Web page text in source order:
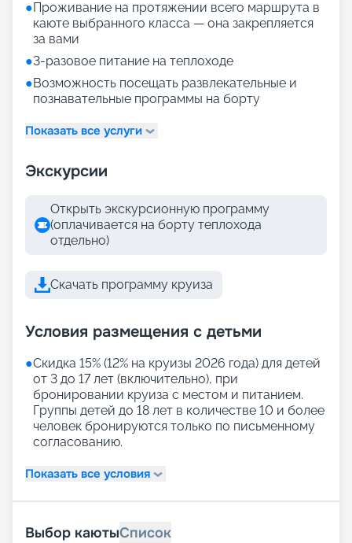
●Проживание на протяжении всего маршрута в
каюте выбранного класса — она закрепляется
за вами
●3-разовое питание на теплоходе
●Возможность посещать развлекательные и
познавательные программы на борту
Показать все услуги
Экскурсии
Открыть экскурсионную программу
(оплачивается на борту теплохода
отдельно)
Скачать программу круиза
Условия размещения с детьми
●Скидка 15% (12% на круизы 2026 года) для детей
от 3 до 17 лет (включительно), при
бронировании круиза с местом и питанием.
Группы детей до 18 лет в количестве 10 и более
человек бронируются только по письменному
согласованию.
Показать все условия
Выбор каютыСписок